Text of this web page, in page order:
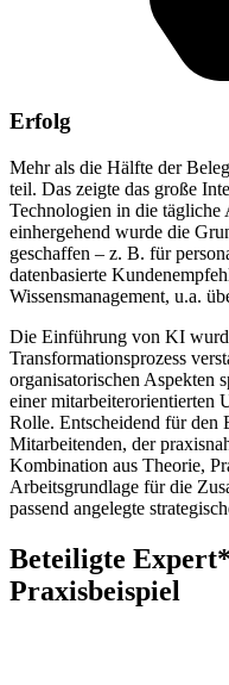
Erfolg
Mehr als die Hälfte der
teil. Das zeigte das große
Technologien in die
einhergehend wurde die
geschaffen – z. B. für
datenbasierte
Wissensmanagement, u.a.
Die Einführung von KI
Transformationsprozess
organisatorischen Aspekten
einer mitarbeiterorientierten
Rolle. Entscheidend für den
Mitarbeitenden, der
Kombination aus Theorie,
Arbeitsgrundlage für die
passend angelegte
Beteiligte
Praxisbeispiel